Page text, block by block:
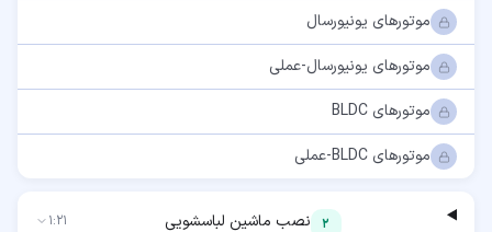
موتورهای یونیورسال
موتورهای یونیورسال-عملی
موتورهای BLDC
موتورهای BLDC-عملی
2 نصب ماشین لباسشویی 1:21